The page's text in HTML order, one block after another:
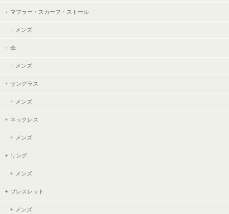
マフラー・スカーフ・ストール
メンズ
傘
メンズ
サングラス
メンズ
ネックレス
メンズ
リング
メンズ
ブレスレット
メンズ